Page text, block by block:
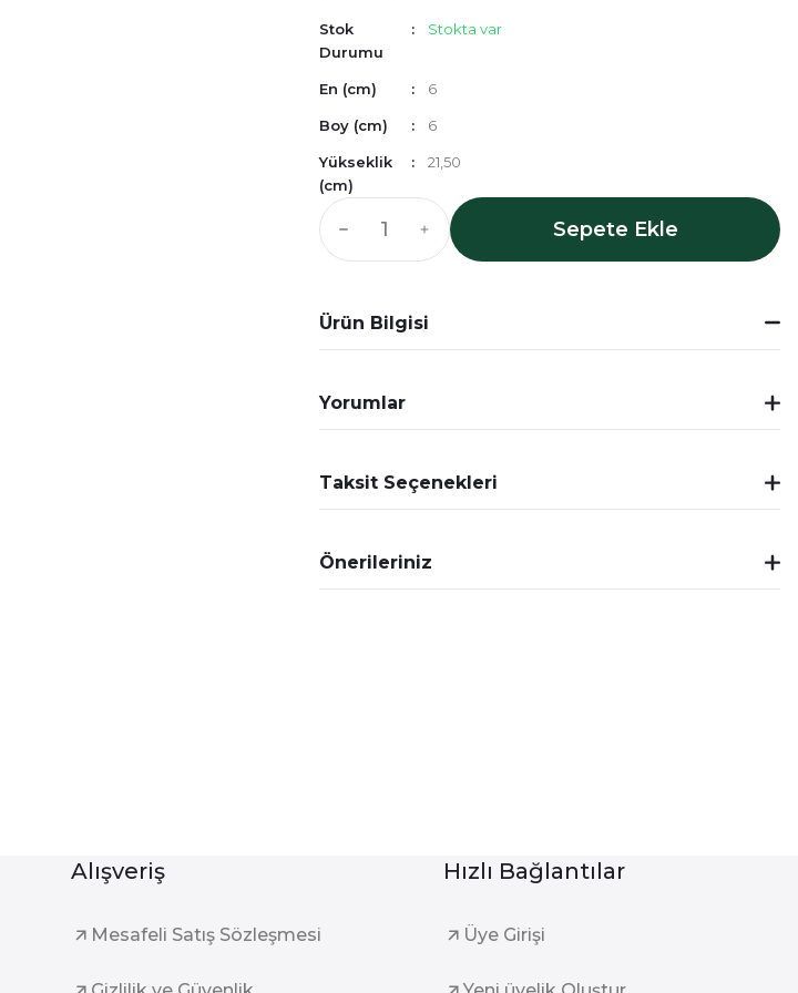
Stok
Durumu
Stokta var
En (cm) 6
Boy (cm) 6
Yükseklik
(cm)
21,50
Sepete Ekle
Ürün Bilgisi
Yorumlar
Taksit Seçenekleri
Önerileriniz
Alışveriş
Mesafeli Satış Sözleşmesi
Hızlı Bağlantılar
Üye Girişi